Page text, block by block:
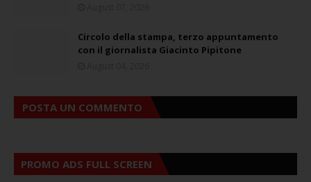
Circolo della stampa, terzo appuntamento
con il giornalista Giacinto Pipitone
POSTA UN COMMENTO
PROMO ADS FULL SCREEN